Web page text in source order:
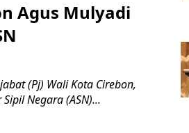
Agus Mulyadi
(Pj) Wali Kota Cirebon,
Negara (ASN)...